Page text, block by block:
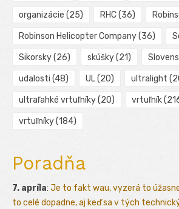
organizácie (25) RHC(36)
Robinson Helicopter Company(36)
Sikorsky(26) skúšky(21)
udalosti (48) UL(20) ultralight
ultraľahké vrtuľníky(20) vrtuľník
vrtuľníky(184)
Poradňa
7. apríla: Je to fakt wau, vyzerá to
to celé dopadne, aj keď sa v tých